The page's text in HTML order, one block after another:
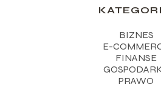
BIZNES
E-
FINANSE
PRAWO